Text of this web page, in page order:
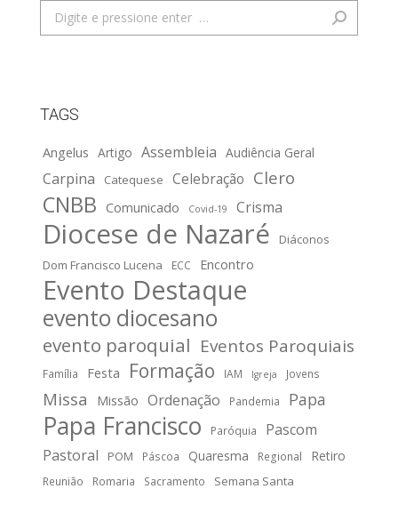
Search:
TAGS
Angelus Artigo Assembleia Audiência Geral
Carpina Catequese Celebração Clero
CNBB Comunicado Covid-19 Crisma
Diocese de Nazaré
Diáconos
Dom Francisco Lucena
ECC Encontro
Evento Destaque
evento diocesano
evento paroquial Eventos Paroquiais
Família Festa Formação IAM Igreja Jovens
Missa Missão Ordenação Pandemia Papa
Papa Francisco Paróquia
Pascom
Pastoral
POM Páscoa Quaresma Regional Retiro
Reunião Romaria Sacramento Semana Santa